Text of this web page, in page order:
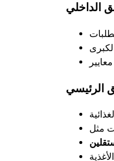
الرئيسي
مثل